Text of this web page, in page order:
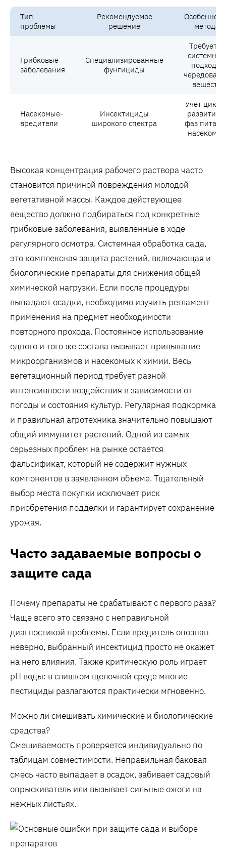
Тип
проблемы
Рекомендуемое
решение
метода
Грибковые
заболевания
Специализированные
фунгициды
Требуется
системный
подход и
веществ
Насекомые-
вредители
Инсектициды
широкого спектра
Учет
развития и
фаз
насекомых
Высокая концентрация рабочего раствора часто
становится причиной повреждения молодой
вегетативной массы. Каждое действующее
вещество должно подбираться под конкретные
грибковые заболевания, выявленные в ходе
регулярного осмотра. Системная обработка сада,
это комплексная защита растений, включающая и
биологические препараты для снижения общей
химической нагрузки. Если после процедуры
выпадают осадки, необходимо изучить регламент
применения на предмет необходимости
повторного прохода. Постоянное использование
одного и того же состава вызывает привыкание
микроорганизмов и насекомых к химии. Весь
вегетационный период требует разной
интенсивности воздействия в зависимости от
погоды и состояния культур. Регулярная подкормка
и правильная агротехника значительно повышают
общий иммунитет растений. Одной из самых
серьезных проблем на рынке остается
фальсификат, который не содержит нужных
компонентов в заявленном объеме. Тщательный
выбор места покупки исключает риск
приобретения подделки и гарантирует сохранение
урожая.
Часто задаваемые вопросы о
защите сада
Почему препараты не срабатывают с первого раза?
Чаще всего это связано с неправильной
диагностикой проблемы. Если вредитель опознан
неверно, выбранный инсектицид просто не окажет
на него влияния. Также критическую роль играет
pH воды: в слишком щелочной среде многие
пестициды разлагаются практически мгновенно.
Можно ли смешивать химические и биологические
средства?
Смешиваемость проверяется индивидуально по
таблицам совместимости. Неправильная баковая
смесь часто выпадает в осадок, забивает садовый
опрыскиватель или вызывает сильные ожоги на
нежных листьях.